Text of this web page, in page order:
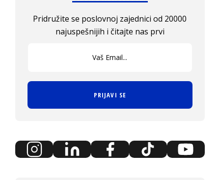
Pridružite se poslovnoj zajednici od 20000
najuspešnijih i čitajte nas prvi
PRIJAVI SE